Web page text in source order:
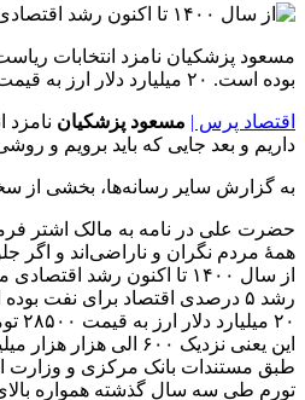
بوده است. ۲۰ میلیارد دلار ارز به قیمت ۲۸۵۰۰ تومان و ۵۰ میلیارد دلار ارز به نرخ زیر ۴۰ هزار تومان توزیع شده است.
اقتصاد پرس | مسعود پزشکیان
داریم و بعد جایی که باید برویم و
به گزارش سایر رسانه‌ها، بخشی از
حضرت علی در نامه به مالک اشتر
همهٔ مردم نگران و ناراضی‌اند و اگر
از سال ۱۴۰۰ تا اکنون رشد اقتصادی ما در بخش کشاورزی و صنعت و معدن منفی بوده
رشد ۵ درصدی اقتصاد برای نفت بوده است
۲۰ میلیارد دلار ارز به قیمت ۲۸۵۰۰ تومان و ۵۰ میلیارد دلار ارز به نرخ زیر ۴۰ هزار تومان توزیع شده
این یعنی نزدیک ۶۰۰ الی هزار هزار میلیارد تومان ارز ما رانت داده‌ایم.
طبق مستندات بانک مرکزی و وزارت اقتصاد، بدهی دولت به بانک مرکزی از